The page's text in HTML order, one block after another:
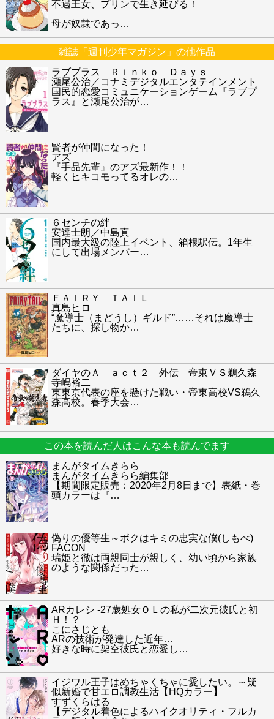
不遇王女、プリンで生き延びる！
母が奴隷であっ …
雑誌「週刊少年マガジン」の他作品
ラブプラス Ｒｉｎｋｏ Ｄａｙｓ
瀬尾公治／コナミデジタルエンタテインメント
国民的恋愛コミュニケーションゲーム『ラブプ
ラス』と瀬尾公治が…
賢者が仲間になった！
アズ
『手品先輩』のアズ最新作！！
軽くヒキコモってるオレの…
６センチの絆
安達士朗／中島真
国内最大級の陸上イベント、箱根駅伝。1年生
にして出場メンバー…
ＦＡＩＲＹ ＴＡＩＬ
真島ヒロ
“魔導士（まどうし）ギルド”……それは魔導士
たちに、探し物か…
ダイヤのＡ ａｃｔ２ 外伝 帝東ＶＳ鵜久森
寺嶋裕二
東東京代表の座を懸けた戦い・帝東高校VS鵜久
森高校。春季大会…
この本を読んだ人はこんな本も読んでます
まんがタイムきらら
まんがタイムきらら編集部
【期間限定販売：2020年2月8日まで】表紙・巻
頭カラーは『…
偽りの優等生～ボクはキミの忠実な僕(しもべ)
FACON
瑞姫と徹は両親同士が親しく、幼い頃から家族
のような関係だった …
ARカレシ -27歳処女ＯＬの私が二次元彼氏と初
Ｈ！？
こにさじとも
ARの技術が発達した近年…
好きな時に架空彼氏と恋愛し …
イジワル王子はめちゃくちゃに愛したい。～疑
似新婚で甘エロ調教生活【HQカラー】
すずくらはる
【デジタル着色によるハイクオリティ・フルカ